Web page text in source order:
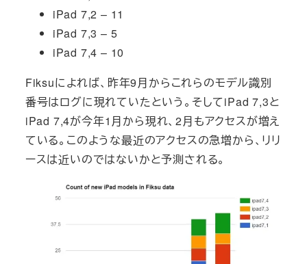
iPad 7,2 – 11
iPad 7,3 – 5
iPad 7,4 – 10
Fiksuによれば、昨年9月からこれらのモデル識別
番号はログに現れていたという。そしてiPad 7,3と
iPad 7,4が今年1月から現れ、2月もアクセスが増え
ている。このような最近のアクセスの急増から、リリ
ースは近いのではないかと予測される。